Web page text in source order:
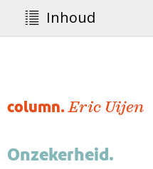
Inhoud
column.Eric Uijen
Onzekerheid.